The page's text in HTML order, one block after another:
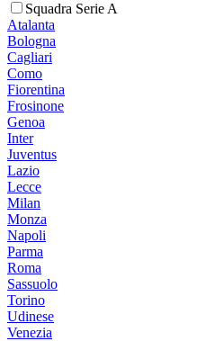
Squadra Serie A
Atalanta
Bologna
Cagliari
Como
Fiorentina
Frosinone
Genoa
Inter
Juventus
Lazio
Lecce
Milan
Monza
Napoli
Parma
Roma
Sassuolo
Torino
Udinese
Venezia